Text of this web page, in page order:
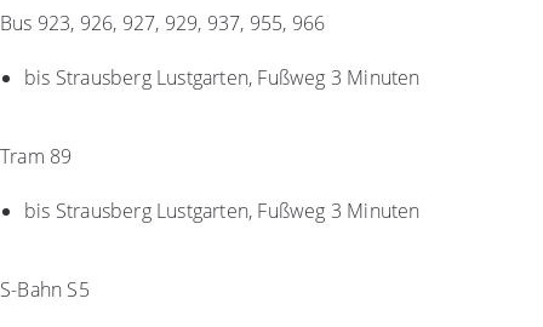
Bus 923, 926, 927, 929, 937, 955, 966
bis Strausberg Lustgarten, Fußweg 3 Minuten
Tram 89
bis Strausberg Lustgarten, Fußweg 3 Minuten
S-Bahn S5